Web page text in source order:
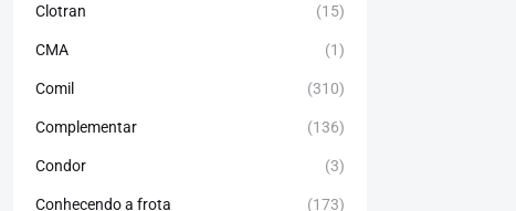
Clotran (15)
CMA (1)
Comil (310)
Complementar (136)
Condor (3)
Conhecendo a frota (173)